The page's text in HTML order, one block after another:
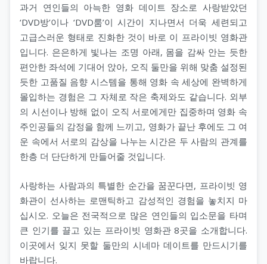
과거 연인들의 아늑한 영화 데이트 장소로 사랑받았던
‘DVD방’이나 ‘DVD룸’이 시간이 지나면서 더욱 세련되고
고급스러운 형태로 진화한 것이 바로 이 프라이빗 영화관
입니다. 은은하게 빛나는 조명 아래, 몸을 감싸 안는 듯한
편안한 좌석에 기대어 앉아, 오직 둘만을 위해 맞춤 설정된
듯한 고품질 음향 시스템을 통해 영화 속 세상에 완벽하게
몰입하는 경험은 그 자체로 작은 축제와도 같습니다. 외부
의 시선이나 방해 없이 오직 서로에게만 집중하며 영화 속
주인공들의 감정을 함께 느끼고, 영화가 끝난 후에도 그 여
운 속에서 서로의 감상을 나누는 시간은 두 사람의 관계를
한층 더 단단하게 만들어줄 것입니다.
사랑하는 사람과의 특별한 순간을 꿈꾼다면, 프라이빗 영
화관이 선사하는 로맨틱하고 감성적인 경험을 놓치지 마
십시오. 오늘은 전국적으로 많은 연인들의 입소문을 타며
큰 인기를 끌고 있는 프라이빗 영화관 8곳을 소개합니다.
이곳에서 잊지 못할 둘만의 시네마 데이트를 만드시기를
바랍니다.